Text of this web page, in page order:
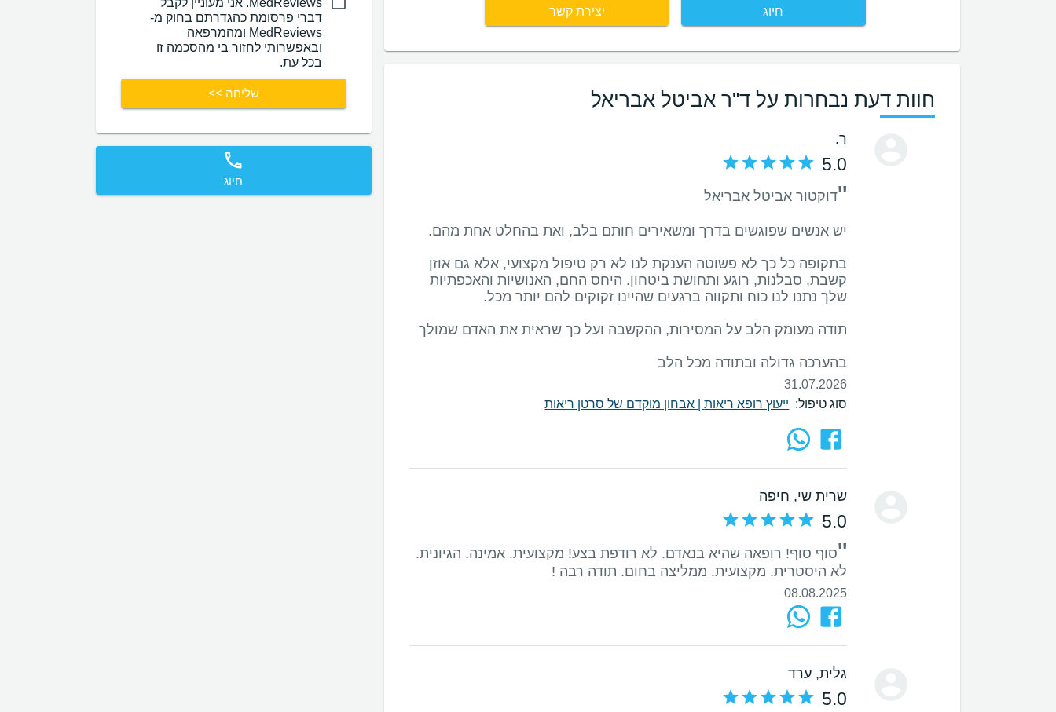
חיוג יצירת קשר
חוות דעת נבחרות על ד"ר אביטל אבריאל
ר.
5.0
'' דוקטור אביטל אבריאל
בתקופה כל כך לא פשוטה הענקת לנו לא רק טיפול מקצועי, אלא גם אוזן
קשבת, סבלנות, רוגע ותחושת ביטחון. היחס החם, האנושיות והאכפתיות
תודה מעומק הלב על המסירות, ההקשבה ועל כך שראית את האדם שמולך
בהערכה גדולה ובתודה מכל הלב
31.07.2026
סוג טיפול: ייעוץ רופא ריאות| אבחון מוקדם של סרטן ריאות
שרית שי, חיפה
5.0
''סוף סוף! רופאה שהיא בנאדם. לא רודפת בצע! מקצועית. אמינה. הגיונית.
לא היסטרית. מקצועית. ממליצה בחום. תודה רבה !
08.08.2025
גלית, ערד
5.0
MedReviews. אני מעוניין לקבל
דברי פרסומת כהגדרתם בחוק מ-
MedReviews ומהמרפאה
ובאפשרותי לחזור בי מהסכמה זו
בכל עת.
שליחה >>
חיוג